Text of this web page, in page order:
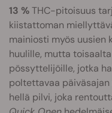
13 %THC-pitoisuus
kiistattoman
mainiosti myös uusien
huulille, mutta
pössyttelijöille, jotka
poltettavaa
hellä pilvi, joka